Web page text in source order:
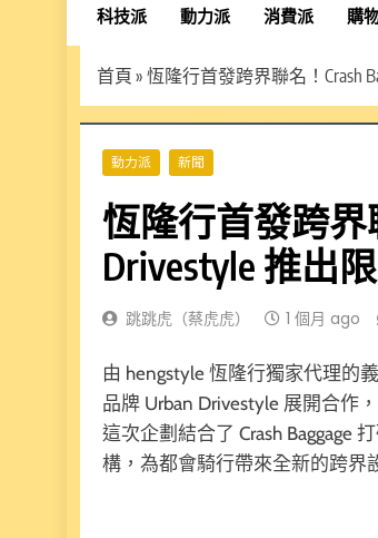
科技派 動力派 消費派 購
首頁 » 恆隆行首發跨界聯名！Crash
動力派 新聞
恆隆行首發跨界
Drivestyle 推出
跳跳虎（蔡虎虎） 1 個月 ago
由 hengstyle 恆隆行獨家代理的
品牌 Urban Drivestyle 展開合作
這次企劃結合了 Crash Baggage
構，為都會騎行帶來全新的跨界